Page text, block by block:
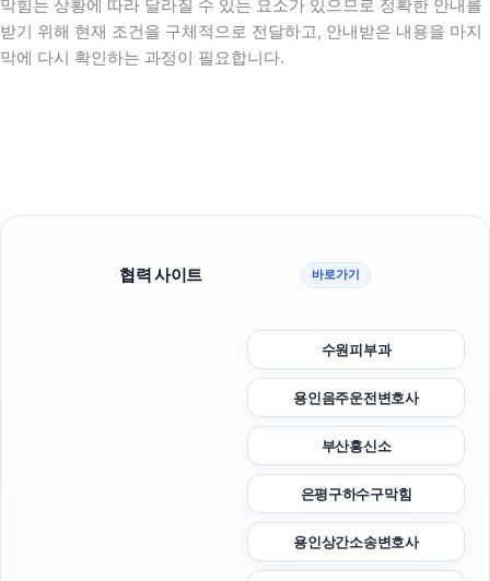
막힘는 상황에 따라 달라질 수 있는 요소가 있으므로 정확한 안내를
받기 위해 현재 조건을 구체적으로 전달하고, 안내받은 내용을 마지
막에 다시 확인하는 과정이 필요합니다.
협력 사이트 바로가기
수원피부과
용인음주운전변호사
부산흥신소
은평구하수구막힘
용인상간소송변호사